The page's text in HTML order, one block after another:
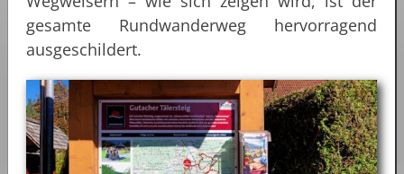
gesamte Rundwanderweg hervorragend
ausgeschildert.